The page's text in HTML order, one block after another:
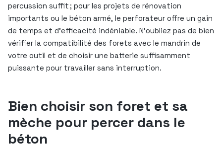
percussion suffit ; pour les projets de rénovation
importants ou le béton armé, le perforateur offre un gain
de temps et d’efficacité indéniable. N’oubliez pas de bien
vérifier la compatibilité des forets avec le mandrin de
votre outil et de choisir une batterie suffisamment
puissante pour travailler sans interruption.
Bien choisir son foret et sa
mèche pour percer dans le
béton